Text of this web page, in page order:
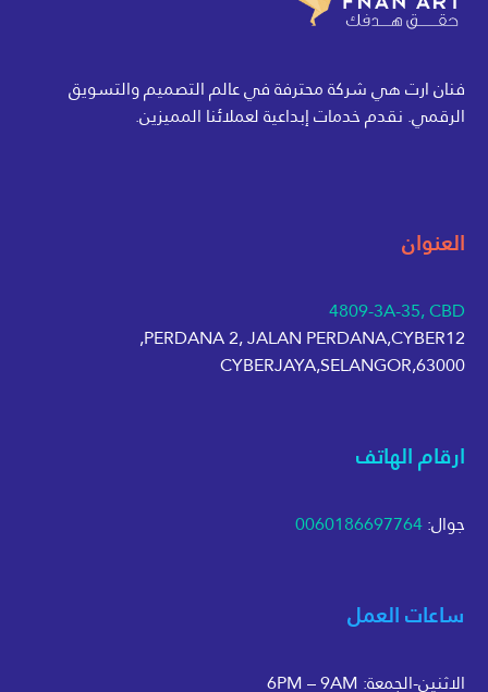
فنان ارت هي شركة محترفة في عالم التصميم والتسويق
الرقمي. نقدم خدمات إبداعية لعملائنا المميزين.
العنوان
4809-3A-35, CBD
PERDANA 2, JALAN PERDANA,CYBER12,
63000,CYBERJAYA,SELANGOR
ارقام الهاتف
جوال:0060186697764
ساعات العمل
الاثنين-الجمعة: 6PM – 9AM